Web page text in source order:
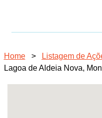
Home > Listagem de
Lagoa de Aldeia Nova,